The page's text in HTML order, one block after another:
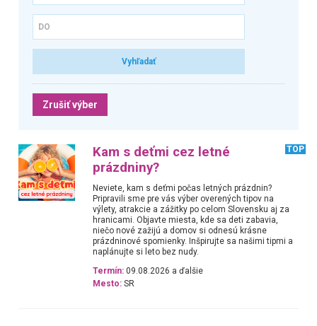
Zrušiť výber
Kam s deťmi cez letné
prázdniny?
TOP
Neviete, kam s deťmi počas letných prázdnin?
Pripravili sme pre vás výber overených tipov na
výlety, atrakcie a zážitky po celom Slovensku aj za
hranicami. Objavte miesta, kde sa deti zabavia,
niečo nové zažijú a domov si odnesú krásne
prázdninové spomienky. Inšpirujte sa našimi tipmi a
naplánujte si leto bez nudy.
Termín: 09.08.2026 a ďalšie
Mesto: SR